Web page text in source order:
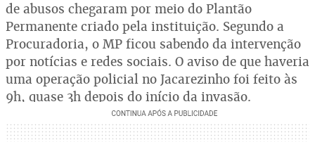
de abusos chegaram por meio do Plantão
Permanente criado pela instituição. Segundo a
Procuradoria, o MP ficou sabendo da intervenção
por notícias e redes sociais. O aviso de que haveria
uma operação policial no Jacarezinho foi feito às
9h, quase 3h depois do início da invasão.